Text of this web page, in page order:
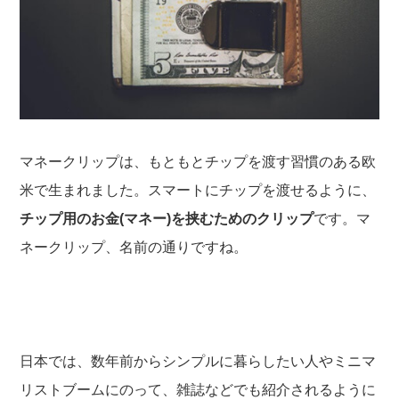
マネークリップは、もともとチップを渡す習慣のある欧
米で生まれました。スマートにチップを渡せるように、
チップ用のお金(マネー)を挟むためのクリップです。マ
ネークリップ、名前の通りですね。
日本では、数年前からシンプルに暮らしたい人やミニマ
リストブームにのって、雑誌などでも紹介されるように